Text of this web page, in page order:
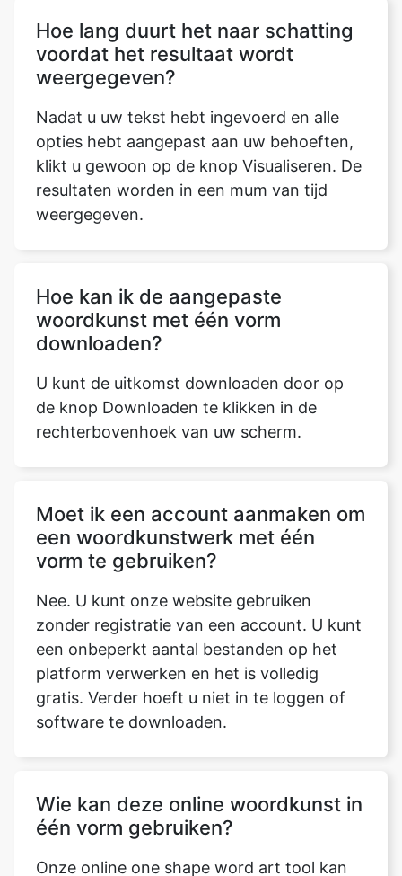
Hoe lang duurt het naar schatting
voordat het resultaat wordt
weergegeven?
Nadat u uw tekst hebt ingevoerd en alle
opties hebt aangepast aan uw behoeften,
klikt u gewoon op de knop Visualiseren. De
resultaten worden in een mum van tijd
weergegeven.
Hoe kan ik de aangepaste
woordkunst met één vorm
downloaden?
U kunt de uitkomst downloaden door op
de knop Downloaden te klikken in de
rechterbovenhoek van uw scherm.
Moet ik een account aanmaken om
een ​​woordkunstwerk met één
vorm te gebruiken?
Nee. U kunt onze website gebruiken
zonder registratie van een account. U kunt
een onbeperkt aantal bestanden op het
platform verwerken en het is volledig
gratis. Verder hoeft u niet in te loggen of
software te downloaden.
Wie kan deze online woordkunst in
één vorm gebruiken?
Onze online one shape word art tool kan